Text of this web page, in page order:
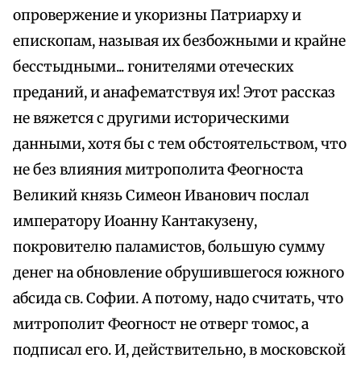
опровержение и укоризны Патриарху и
епископам, называя их безбожными и крайне
бесстыдными... гонителями отеческих
преданий, и анафематствуя их! Этот рассказ
не вяжется с другими историческими
данными, хотя бы с тем обстоятельством, что
не без влияния митрополита Феогноста
Великий князь Симеон Иванович послал
императору Иоанну Кантакузену,
покровителю паламистов, большую сумму
денег на обновление обрушившегося южного
абсида св. Софии. А потому, надо считать, что
митрополит Феогност не отверг томос, а
подписал его. И, действительно, в московской